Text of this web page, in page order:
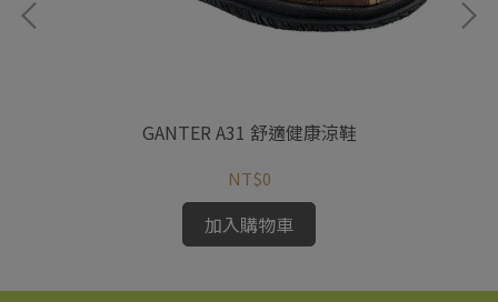
GANTER A31 舒適健康涼鞋
NT$0
加入購物車